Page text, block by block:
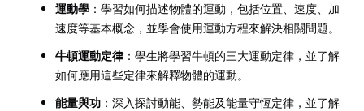
運動學 ：學習如何描述物體的運動，包括位置、速度、加
速度等基本概念，並學會使用運動方程來解決相關問題。
牛頓運動定律：學生將學習牛頓的三大運動定律，並了解
如何應用這些定律來解釋物體的運動。
能量與功 ：深入探討動能、勢能及能量守恆定律，並了解